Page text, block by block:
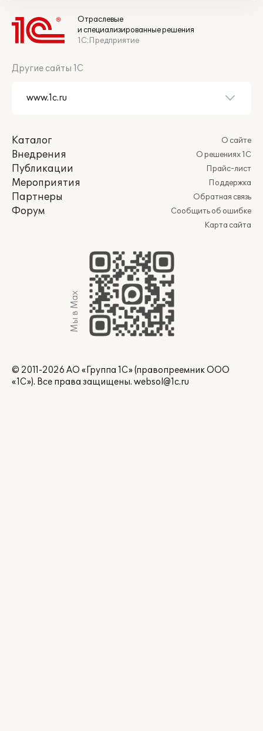
Отраслевые
и специализированные решения
1С:Предприятие
Другие сайты 1С
Каталог
Внедрения
Публикации
Мероприятия
Партнеры
Форум
О сайте
О решениях 1С
Прайс-лист
Поддержка
Обратная связь
Сообщить об ошибке
Карта сайта
Мы в Max
© 2011-2026 АО «Группа 1С» (правопреемник ООО
«1С»). Все права защищены. websol@1c.ru